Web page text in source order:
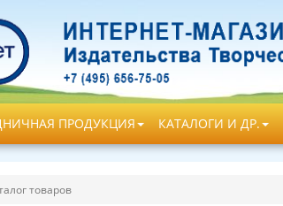
ПРОДУКЦИЯ КАТАЛОГИ И ДР.
товаров